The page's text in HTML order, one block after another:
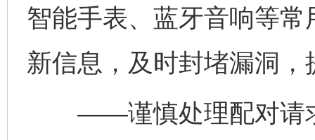
智能手表、蓝牙音响等
新信息，及时封堵漏洞
——谨慎处理配对请求
完善运行机制助力责任有效落实 一纸欠